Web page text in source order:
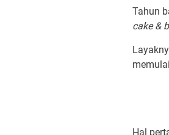
Tahun
cake &
Hal